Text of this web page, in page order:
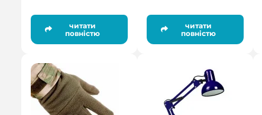
читати
повністю
читати
повністю